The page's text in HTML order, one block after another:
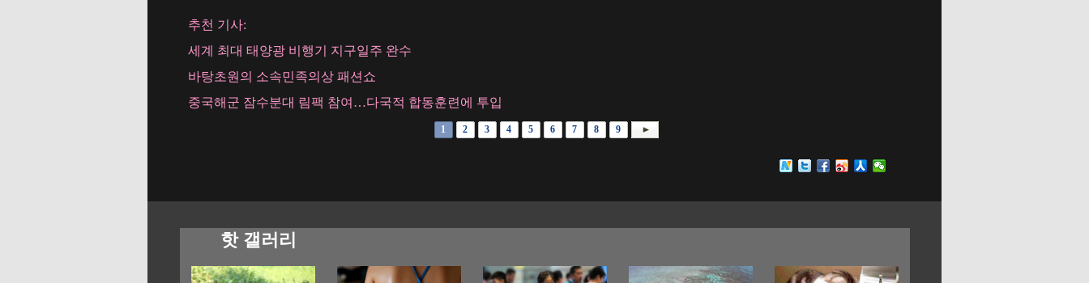
추천 기사:
세계 최대 태양광 비행기 지구일주 완수
바탕초원의 소속민족의상 패션쇼
중국해군 잠수분대 림팩 참여…다국적 합동훈련에 투입
1 2 3 4 5 6 7 8 9
핫 갤러리